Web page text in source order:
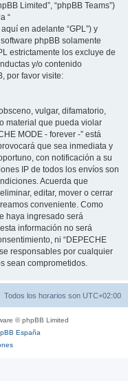
Limited”, “phpBB Teams”)
“
aquí en adelante “GPL”) y
software phpBB solamente
estrictamente los excluye de
y/o contenido
por favor visite:
vulgar, difamatorio,
material que pueda violar
MODE - forever -” está
que sea inmediata y
con notificación a su
IP de todos los envíos son
Acuerda que
editar, mover o cerrar
conveniente. Como
haya ingresado será
información no será
ni “DEPECHE
responsables por cualquier
sean comprometidos.
Todos los horarios son UTC+02:00
© phpBB Limited
España